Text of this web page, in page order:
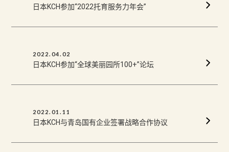
日本KCH参加“2022托育服务力年会”
2022.04.02
日本KCH参加“全球美丽园所100+”论坛
2022.01.11
日本KCH与青岛国有企业签署战略合作协议